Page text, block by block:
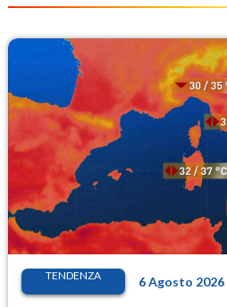
TENDENZA 6 Agosto 2026